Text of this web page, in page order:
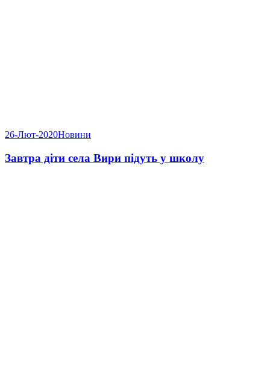
26-Лют-2020Новини
Завтра діти села Вири підуть у школу